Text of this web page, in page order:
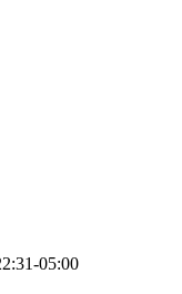
05:00